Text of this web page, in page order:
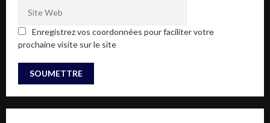
Enregistrez vos coordonnées pour faciliter votre
prochaine visite sur le site